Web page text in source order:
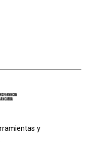
y